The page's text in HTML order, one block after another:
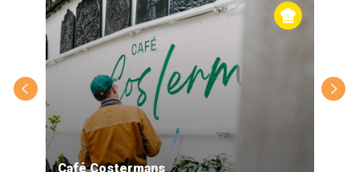
Café Costermans